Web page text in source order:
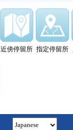
近傍停留所 指定停留所